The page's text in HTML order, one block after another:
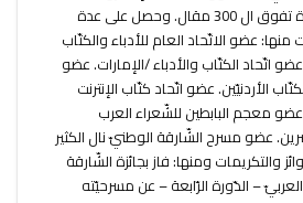
متعدّدة تفوق ال 300 مقال. وحصل على عدة
عضو الاتّحاد العام للأدباء والكتّاب
اتّحاد الكتّاب والأدباء /الإمارات. عضو
الأردنيّين. عضو اتّحاد كتّاب الإنترنت
معجم البابطين للشّعراء العرب
عضو مسرح الشّارقة الوطنيّ نال الكثير
والتكريمات ومنها: فاز بجائزة الشّارقة
العربيّ – الدّورة الرّابعة – عن مسرحيّته